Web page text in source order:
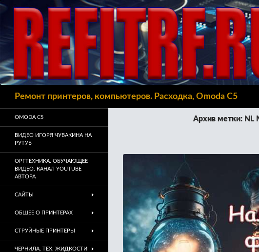
Ремонт принтеров, компьютеров. Расходка, Omoda C5
Архив метки: NL
OMODA C5
ВИДЕО ИГОРЯ ЧУВАКИНА НА
РУТУБ
ОРГТЕХНИКА. ОБУЧАЮЩЕЕ
ВИДЕО. КАНАЛ YOUTUBE
АВТОРА
САЙТЫ
ОБЩЕЕ О ПРИНТЕРАХ
СТРУЙНЫЕ ПРИНТЕРЫ
ЧЕРНИЛА, ТЕХ. ЖИДКОСТИ